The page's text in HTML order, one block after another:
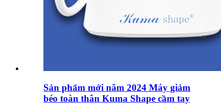
Sản phẩm mới năm 2024 Máy giảm
béo toàn thân Kuma Shape cầm tay